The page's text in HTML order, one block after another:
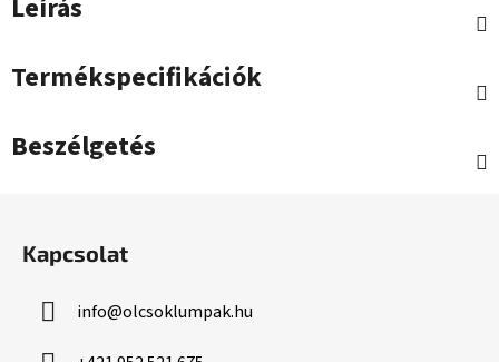
Leírás
Termékspecifikációk
Beszélgetés
Kapcsolat
info@olcsoklumpak.hu